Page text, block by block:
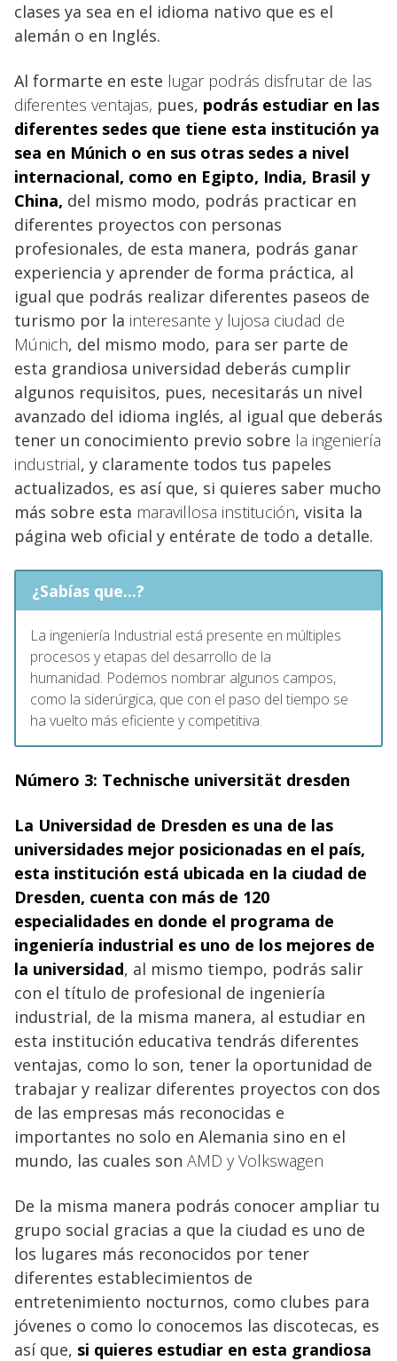
clases ya sea en el idioma nativo que es el
alemán o en Inglés.
Al formarte en este lugar podrás disfrutar de las
diferentes ventajas, pues, podrás estudiar en las
diferentes sedes que tiene esta institución ya
sea en Múnich o en sus otras sedes a nivel
internacional, como en Egipto, India, Brasil y
China, del mismo modo, podrás practicar en
diferentes proyectos con personas
profesionales, de esta manera, podrás ganar
experiencia y aprender de forma práctica, al
igual que podrás realizar diferentes paseos de
turismo por la interesante y lujosa ciudad de
Múnich, del mismo modo, para ser parte de
esta grandiosa universidad deberás cumplir
algunos requisitos, pues, necesitarás un nivel
avanzado del idioma inglés, al igual que deberás
tener un conocimiento previo sobre la ingeniería
industrial, y claramente todos tus papeles
actualizados, es así que, si quieres saber mucho
más sobre esta maravillosa institución, visita la
página web oficial y entérate de todo a detalle.
¿Sabías que...?
La ingeniería Industrial está presente en múltiples
procesos y etapas del desarrollo de la
humanidad. Podemos nombrar algunos campos,
como la siderúrgica, que con el paso del tiempo se
ha vuelto más eficiente y competitiva.
Número 3: Technische universität dresden
La Universidad de Dresden es una de las
universidades mejor posicionadas en el país,
esta institución está ubicada en la ciudad de
Dresden, cuenta con más de 120
especialidades en donde el programa de
ingeniería industrial es uno de los mejores de
la universidad, al mismo tiempo, podrás salir
con el título de profesional de ingeniería
industrial, de la misma manera, al estudiar en
esta institución educativa tendrás diferentes
ventajas, como lo son, tener la oportunidad de
trabajar y realizar diferentes proyectos con dos
de las empresas más reconocidas e
importantes no solo en Alemania sino en el
mundo, las cuales son AMD y Volkswagen
De la misma manera podrás conocer ampliar tu
grupo social gracias a que la ciudad es uno de
los lugares más reconocidos por tener
diferentes establecimientos de
entretenimiento nocturnos, como clubes para
jóvenes o como lo conocemos las discotecas, es
así que, si quieres estudiar en esta grandiosa